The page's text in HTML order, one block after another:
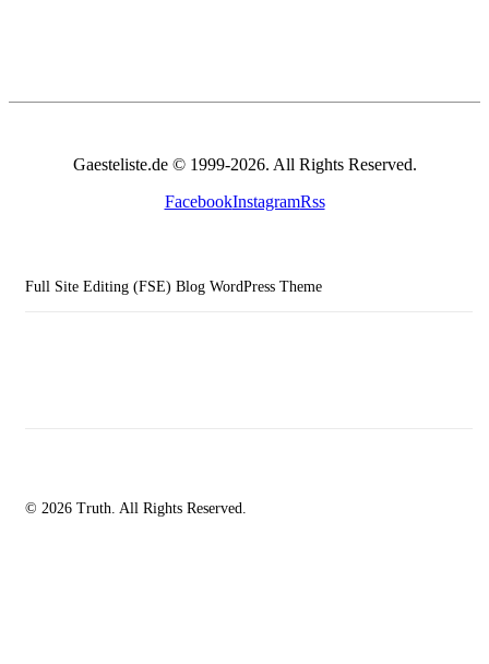
Gaesteliste.de © 1999-2026. All Rights Reserved.
FacebookInstagramRss
Full Site Editing (FSE) Blog WordPress Theme
© 2026 Truth. All Rights Reserved.